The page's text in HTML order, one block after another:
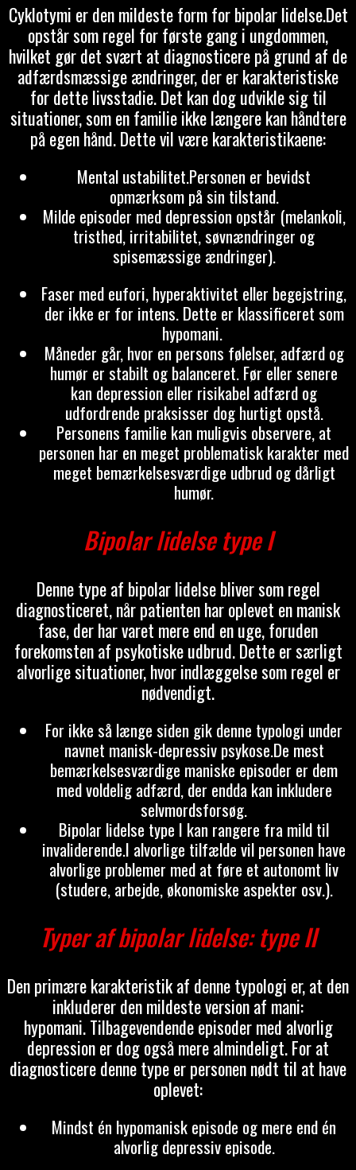
Cyklotymi er den mildeste form for bipolar lidelse.Det
opstår som regel for første gang i ungdommen,
hvilket gør det svært at diagnosticere på grund af de
adfærdsmæssige ændringer, der er karakteristiske
for dette livsstadie. Det kan dog udvikle sig til
situationer, som en familie ikke længere kan håndtere
på egen hånd. Dette vil være karakteristikaene:
Mental ustabilitet.Personen er bevidst
opmærksom på sin tilstand.
Milde episoder med depression opstår (melankoli,
tristhed, irritabilitet, søvnændringer og
spisemæssige ændringer).
Faser med eufori, hyperaktivitet eller begejstring,
der ikke er for intens. Dette er klassificeret som
hypomani.
Måneder går, hvor en persons følelser, adfærd og
humør er stabilt og balanceret. Før eller senere
kan depression eller risikabel adfærd og
udfordrende praksisser dog hurtigt opstå.
Personens familie kan muligvis observere, at
personen har en meget problematisk karakter med
meget bemærkelsesværdige udbrud og dårligt
humør.
Bipolar lidelse type I
Denne type af bipolar lidelse bliver som regel
diagnosticeret, når patienten har oplevet en manisk
fase, der har varet mere end en uge, foruden
forekomsten af psykotiske udbrud. Dette er særligt
alvorlige situationer, hvor indlæggelse som regel er
nødvendigt.
For ikke så længe siden gik denne typologi under
navnet manisk-depressiv psykose.De mest
bemærkelsesværdige maniske episoder er dem
med voldelig adfærd, der endda kan inkludere
selvmordsforsøg.
Bipolar lidelse type I kan rangere fra mild til
invaliderende.I alvorlige tilfælde vil personen have
alvorlige problemer med at føre et autonomt liv
(studere, arbejde, økonomiske aspekter osv.).
Typer af bipolar lidelse: type II
Den primære karakteristik af denne typologi er, at den
inkluderer den mildeste version af mani:
hypomani. Tilbagevendende episoder med alvorlig
depression er dog også mere almindeligt. For at
diagnosticere denne type er personen nødt til at have
oplevet:
Mindst én hypomanisk episode og mere end én
alvorlig depressiv episode.